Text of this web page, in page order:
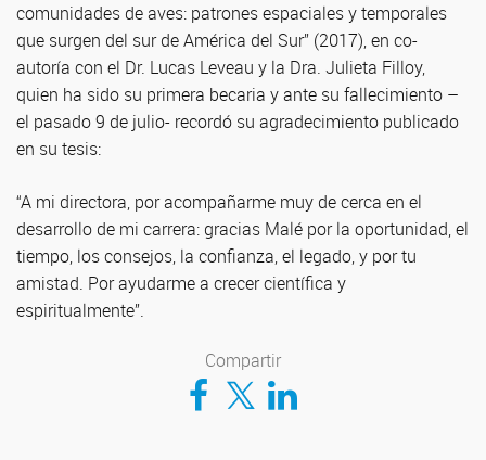
comunidades de aves: patrones espaciales y temporales
que surgen del sur de América del Sur” (2017), en co-
autoría con el Dr. Lucas Leveau y la Dra. Julieta Filloy,
quien ha sido su primera becaria y ante su fallecimiento –
el pasado 9 de julio- recordó su agradecimiento publicado
en su tesis:
“A mi directora, por acompañarme muy de cerca en el
desarrollo de mi carrera: gracias Malé por la oportunidad, el
tiempo, los consejos, la confianza, el legado, y por tu
amistad. Por ayudarme a crecer científica y
espiritualmente”.
Compartir
Compartir en Facebook
Compartir en TwitterCompartir en LinkedIn